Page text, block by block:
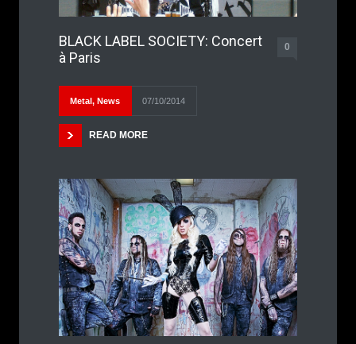
BLACK LABEL SOCIETY: Concert
à Paris
0
Metal, News 07/10/2014
READ MORE